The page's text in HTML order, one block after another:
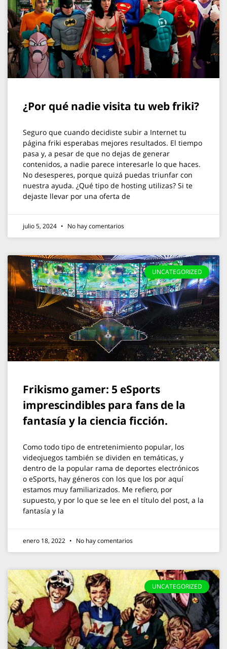
¿Por qué nadie visita tu web friki?
Seguro que cuando decidiste subir a Internet tu
página friki esperabas mejores resultados. El tiempo
pasa y, a pesar de que no dejas de generar
contenidos, a nadie parece interesarle lo que haces.
No desesperes, porque quizá puedas triunfar con
nuestra ayuda. ¿Qué tipo de hosting utilizas? Si te
dejaste llevar por una oferta de
julio 5, 2024 No hay comentarios
UNCATEGORIZED
Frikismo gamer: 5 eSports
imprescindibles para fans de la
fantasía y la ciencia ficción.
Como todo tipo de entretenimiento popular, los
videojuegos también se dividen en temáticas, y
dentro de la popular rama de deportes electrónicos
o eSports, hay géneros con los que los por aquí
estamos muy familiarizados. Me refiero, por
supuesto, y por lo que se lee en el título del post, a la
fantasía y la
enero 18, 2022 No hay comentarios
UNCATEGORIZED